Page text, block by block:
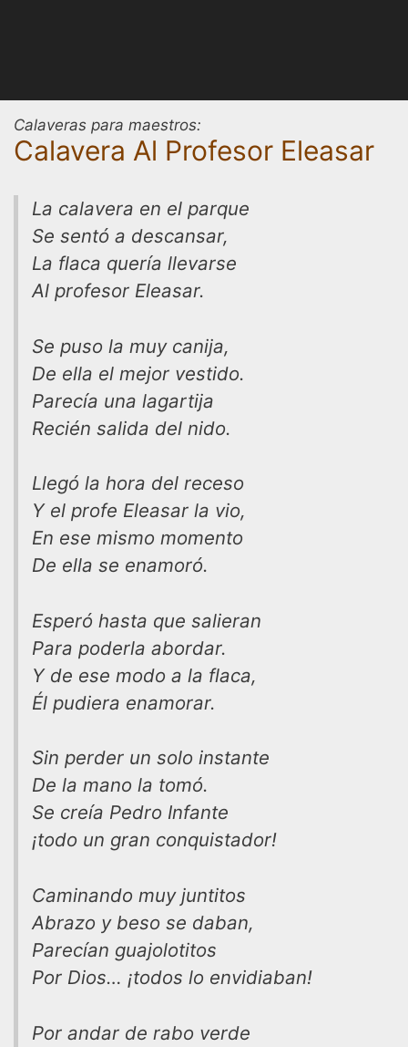
Calaveras para maestros:
Calavera Al Profesor Eleasar
La calavera en el parque
Se sentó a descansar,
La flaca quería llevarse
Al profesor Eleasar.
Se puso la muy canija,
De ella el mejor vestido.
Parecía una lagartija
Recién salida del nido.
Llegó la hora del receso
Y el profe Eleasar la vio,
En ese mismo momento
De ella se enamoró.
Esperó hasta que salieran
Para poderla abordar.
Y de ese modo a la flaca,
Él pudiera enamorar.
Sin perder un solo instante
De la mano la tomó.
Se creía Pedro Infante
¡todo un gran conquistador!
Caminando muy juntitos
Abrazo y beso se daban,
Parecían guajolotitos
Por Dios… ¡todos lo envidiaban!
Por andar de rabo verde